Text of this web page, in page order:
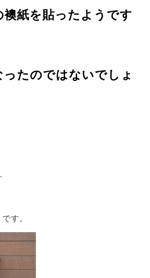
襖紙を貼ったようです
たのではないでしょ
です。